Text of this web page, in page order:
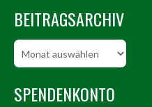
BEITRAGSARCHIV
Beitragsarchiv
SPENDENKONTO